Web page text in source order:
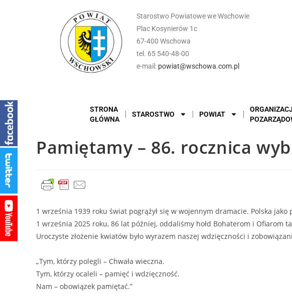
Starostwo Powiatowe we Wschowie
Plac Kosynierów 1c
67-400 Wschowa
tel. 65 540-48-00
e-mail: powiat@wschowa.com.pl
STRONA
GŁÓWNA
STAROSTWO POWIAT
Pamiętamy – 86. rocznica
1 września 1939 roku świat pogrążył się w wojennym dramacie. Polska
1 września 2025 roku, 86 lat później, oddaliśmy hołd Bohaterom i Ofiarom
Uroczyste złożenie kwiatów było wyrazem naszej wdzięczności i
„Tym, którzy polegli – Chwała wieczna.
Tym, którzy ocaleli – pamięć i wdzięczność.
Nam – obowiązek pamiętać.”